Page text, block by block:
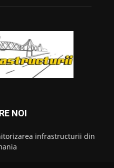
NOI
infrastructurii din